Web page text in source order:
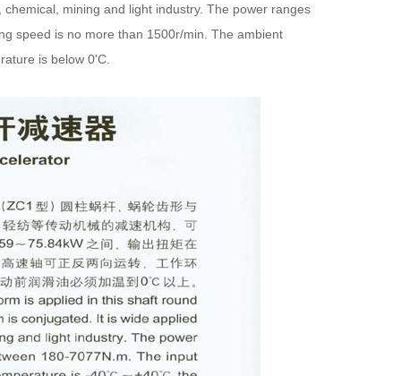
mining and light industry. The power ranges
speed is no more than 1500r/min. The ambient
is below 0'C.